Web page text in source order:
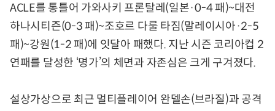
ACLE를 통틀어 가와사키 프론탈레(일본·0-4 패)~대전
하나시티즌(0-3 패)~조호르 다룰 타짐(말레이시아·2-5
패)~강원(1-2 패)에 잇달아 패했다. 지난 시즌 코리아컵 2
연패를 달성한 ‘명가’의 체면과 자존심은 크게 구겨졌다.
설상가상으로 최근 멀티플레이어 완델손(브라질)과 공격